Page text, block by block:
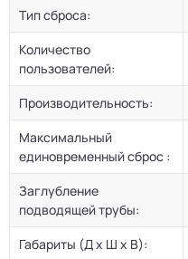
Тип сброса:
Количество
пользователей:
Производительность:
Максимальный
единовременный сброс :
Заглубление
подводящей трубы:
Габариты (Д х Ш х В):